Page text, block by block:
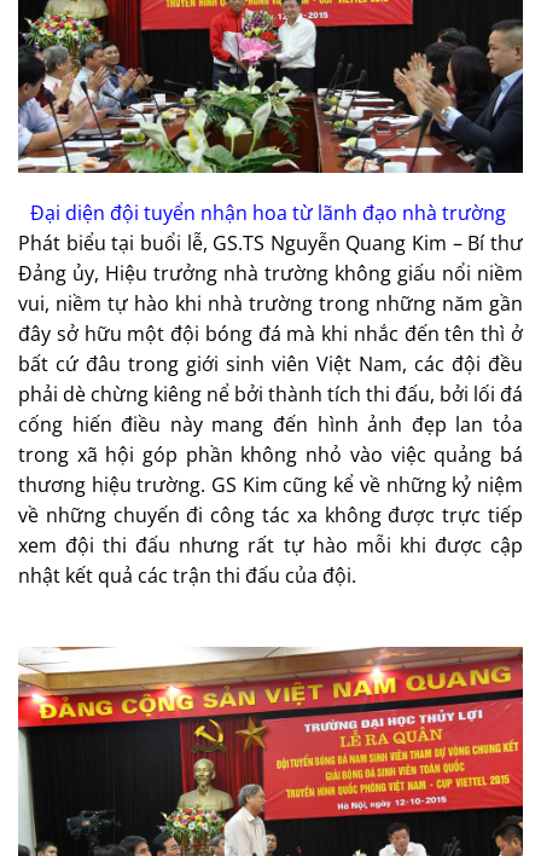
Đại diện đội tuyển nhận hoa từ lãnh đạo nhà trường
Phát biểu tại buổi lễ, GS.TS Nguyễn Quang Kim – Bí thư
Đảng ủy, Hiệu trưởng nhà trường không giấu nổi niềm
vui, niềm tự hào khi nhà trường trong những năm gần
đây sở hữu một đội bóng đá mà khi nhắc đến tên thì ở
bất cứ đâu trong giới sinh viên Việt Nam, các đội đều
phải dè chừng kiêng nể bởi thành tích thi đấu, bởi lối đá
cống hiến điều này mang đến hình ảnh đẹp lan tỏa
trong xã hội góp phần không nhỏ vào việc quảng bá
thương hiệu trường. GS Kim cũng kể về những kỷ niệm
về những chuyến đi công tác xa không được trực tiếp
xem đội thi đấu nhưng rất tự hào mỗi khi được cập
nhật kết quả các trận thi đấu của đội.